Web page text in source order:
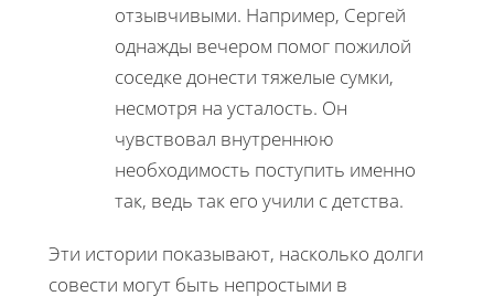
отзывчивыми. Например, Сергей
однажды вечером помог пожилой
соседке донести тяжелые сумки,
несмотря на усталость. Он
чувствовал внутреннюю
необходимость поступить именно
так, ведь так его учили с детства.
Эти истории показывают, насколько долги
совести могут быть непростыми в